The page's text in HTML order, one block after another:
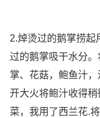
2.焯烫过的鹅掌捞起
过的鹅掌吸干水分
掌、花菇，鲍鱼汁
开大火将鲍汁收得
菜，我用了西兰花.